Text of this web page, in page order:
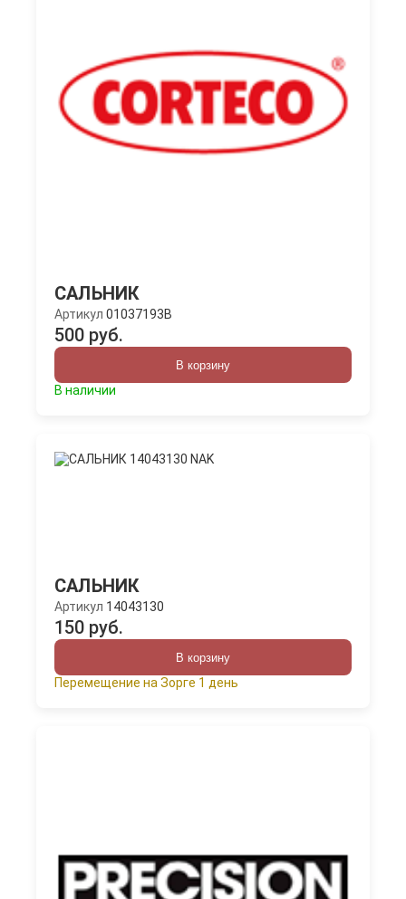
САЛЬНИК
Артикул 01037193B
500 руб.
В корзину
В наличии
САЛЬНИК
Артикул 14043130
150 руб.
В корзину
Перемещение на Зорге 1 день